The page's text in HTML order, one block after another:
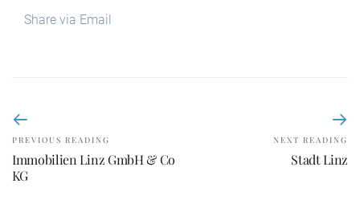
Share via Email
PREVIOUS READING
Immobilien Linz GmbH & Co
KG
NEXT READING
Stadt Linz